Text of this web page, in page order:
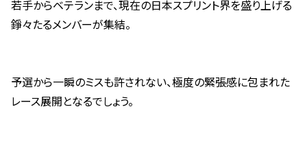
若手からベテランまで、現在の日本スプリント界を盛り上げる
錚々たるメンバーが集結。
予選から一瞬のミスも許されない、極度の緊張感に包まれた
レース展開となるでしょう。